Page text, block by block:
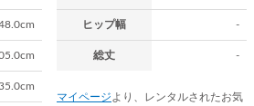
ヒップ幅 -
総丈 -
マイページ より、レンタルされたお気